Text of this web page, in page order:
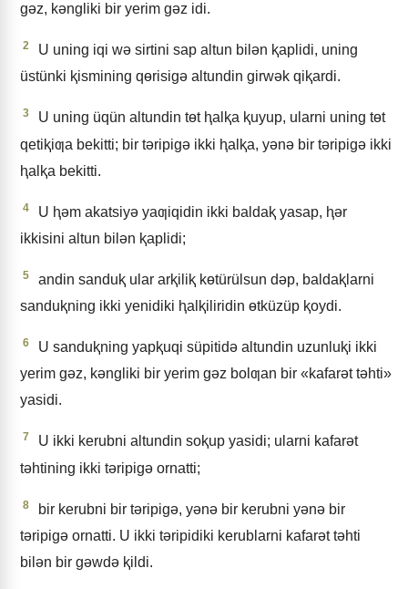
gǝz, kǝngliki bir yerim gǝz idi.
2
U uning iqi wǝ sirtini sap altun bilǝn ⱪaplidi, uning
üstünki ⱪismining qɵrisigǝ altundin girwǝk qiⱪardi.
3
U uning üqün altundin tɵt ⱨalⱪa ⱪuyup, ularni uning tɵt
qetiⱪiƣa bekitti; bir tǝripigǝ ikki ⱨalⱪa, yǝnǝ bir tǝripigǝ ikki
ⱨalⱪa bekitti.
4
U ⱨǝm akatsiyǝ yaƣiqidin ikki baldaⱪ yasap, ⱨǝr
ikkisini altun bilǝn ⱪaplidi;
5
andin sanduⱪ ular arⱪiliⱪ kɵtürülsun dǝp, baldaⱪlarni
sanduⱪning ikki yenidiki ⱨalⱪiliridin ɵtküzüp ⱪoydi.
6
U sanduⱪning yapⱪuqi süpitidǝ altundin uzunluⱪi ikki
yerim gǝz, kǝngliki bir yerim gǝz bolƣan bir «kafarǝt tǝhti»
yasidi.
7
U ikki kerubni altundin soⱪup yasidi; ularni kafarǝt
tǝhtining ikki tǝripigǝ ornatti;
8
bir kerubni bir tǝripigǝ, yǝnǝ bir kerubni yǝnǝ bir
tǝripigǝ ornatti. U ikki tǝripidiki kerublarni kafarǝt tǝhti
bilǝn bir gǝwdǝ ⱪildi.